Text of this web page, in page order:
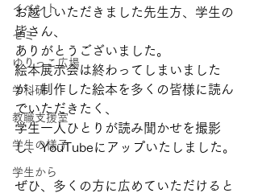
イベント
ゼミ
ゆりっこ広場
学科研
教職支援室
学生の様子
学生から
お越しいただきました先生方、学生の
皆さん、
ありがとうございました。
絵本展示会は終わってしまいました
が、制作した絵本を多くの皆様に読ん
でいただきたく、
学生一人ひとりが読み聞かせを撮影
し、YouTubeにアップいたしました。
ぜひ、多くの方に広めていただけると